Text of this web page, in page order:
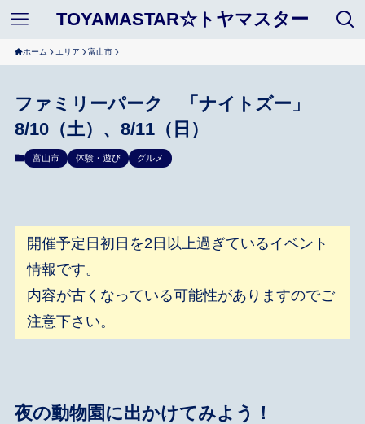
TOYAMASTAR☆トヤマスター
ホーム エリア 富山市
ファミリーパーク 「ナイトズー」
8/10（土）、8/11（日）
富山市 体験・遊び グルメ
開催予定日初日を2日以上過ぎているイベント
情報です。
内容が古くなっている可能性がありますのでご
注意下さい。
夜の動物園に出かけてみよう！